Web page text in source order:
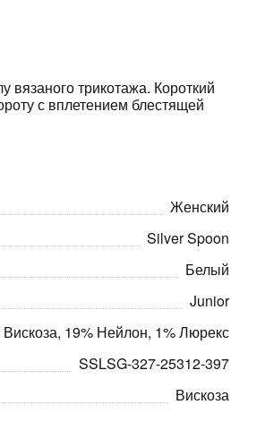
вязаного трикотажа. Короткий
с вплетением блестящей
Женский
Silver Spoon
Белый
Junior
Вискоза, 19% Нейлон, 1% Люрекс
SSLSG-327-25312-397
Вискоза